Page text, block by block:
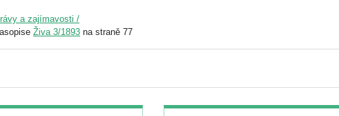
a zajímavosti /
Živa 3/1893 na straně 77